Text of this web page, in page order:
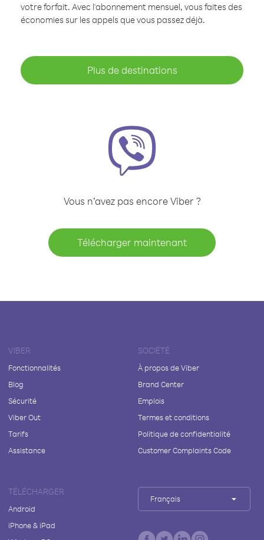
votre forfait. Avec l'abonnement mensuel, vous faites des
économies sur les appels que vous passez déjà.
Plus de destinations
Vous n’avez pas encore Viber ?
Télécharger maintenant
VIBER
Fonctionnalités
Blog
Sécurité
Viber Out
Tarifs
Assistance
SOCIÉTÉ
À propos de Viber
Brand Center
Emplois
Termes et conditions
Politique de confidentialité
Customer Complaints Code
TÉLÉCHARGER
Android
iPhone & iPad
Français